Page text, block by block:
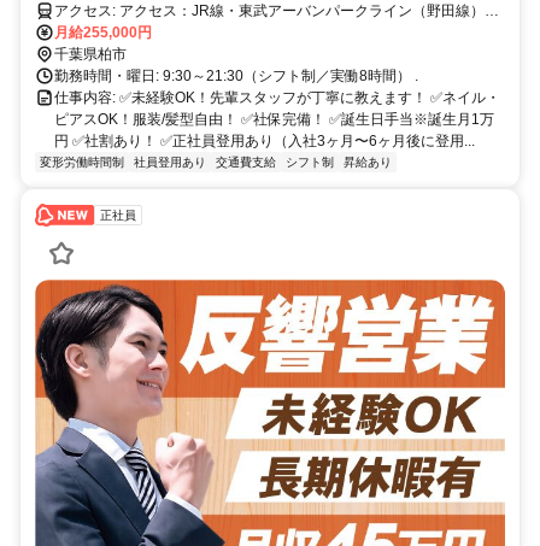
れず、お客様へじっくり向き合えます◎
ドアップ
アクセス: アクセス：JR線・東武アーバンパークライン（野田線）
「柏駅」直結
月給255,000円
千葉県柏市
勤務時間・曜日: 9:30～21:30（シフト制／実働8時間） .
仕事内容: ✅未経験OK！先輩スタッフが丁寧に教えます！ ✅ネイル・
ピアスOK！服装/髪型自由！ ✅社保完備！ ✅誕生日手当※誕生月1万
円 ✅社割あり！ ✅正社員登用あり（入社3ヶ月〜6ヶ月後に登用...
変形労働時間制 社員登用あり 交通費支給 シフト制 昇給あり
正社員